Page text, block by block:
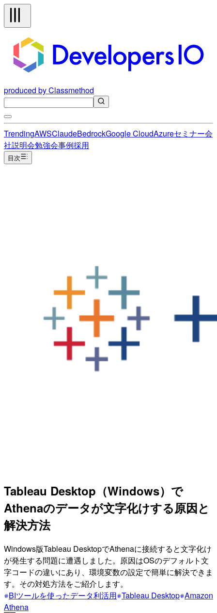
produced by Classmethod
TrendingAWSClaudeBedrockGoogle CloudAzureセミナー会
社説明会勉強会事例採用
目次
Tableau Desktop（Windows）で
Athenaのデータが文字化けする原因と
解決方法
Windows版Tableau DesktopでAthenaに接続すると文字化け
が発生する問題に遭遇しました。原因はOSのデフォルト文
字コードの違いにあり、環境変数の設定で簡単に解決できま
す。その対処方法をご紹介します。
BIツールを使ったデータ利活用 Tableau Desktop Amazon
Athena